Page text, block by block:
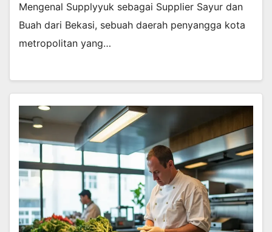
Mengenal Supplyyuk sebagai Supplier Sayur dan
Buah dari Bekasi, sebuah daerah penyangga kota
metropolitan yang…